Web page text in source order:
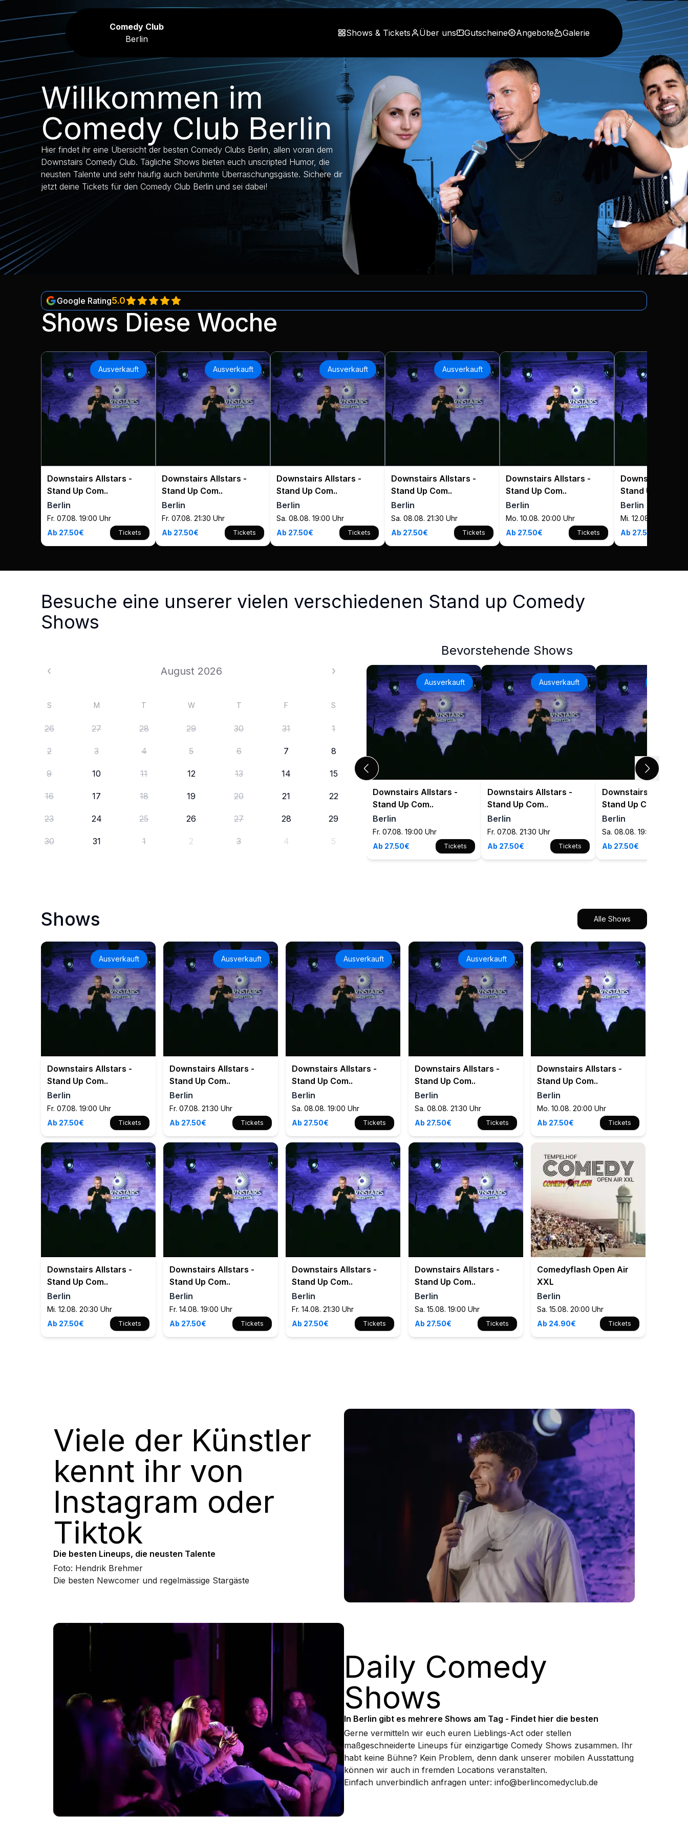
Comedy Club
Berlin
Shows & Tickets Über uns Gutscheine Angebote Galerie
Willkommen im
Comedy Club Berlin
Hier findet ihr eine Übersicht der besten Comedy Clubs Berlin, allen voran dem
Downstairs Comedy Club. Tägliche Shows bieten euch unscripted Humor, die
neusten Talente und sehr häufig auch berühmte Überraschungsgäste. Sichere dir
jetzt deine Tickets für den Comedy Club Berlin und sei dabei!
Google Rating5.0
Shows Diese Woche
Ausverkauft
Downstairs Allstars -
Stand Up Com..
Berlin
Fr. 07.08. 19:00 Uhr
Ab 27.50€
Tickets
Ausverkauft
Downstairs Allstars -
Stand Up Com..
Berlin
Fr. 07.08. 21:30 Uhr
Ab 27.50€
Tickets
Ausverkauft
Downstairs Allstars -
Stand Up Com..
Berlin
Sa. 08.08. 19:00 Uhr
Ab 27.50€
Tickets
Ausverkauft
Downstairs Allstars -
Stand Up Com..
Berlin
Sa. 08.08. 21:30 Uhr
Ab 27.50€
Tickets
Downstairs Allstars -
Stand Up Com..
Berlin
Mo. 10.08. 20:00 Uhr
Ab 27.50€
Tickets
Downstairs
Stand Up Com..
Berlin
Mi. 12.08. 20:30 Uhr
Ab 27.50€
Besuche eine unserer vielen verschiedenen Stand up Comedy
Shows
August 2026
S M T W T F S
26 27 28 29 30 31 1
2 3 4 5 6 7 8
9 10 11 12 13 14 15
16 17 18 19 20 21 22
23 24 25 26 27 28 29
30 31 1 2 3 4 5
Bevorstehende Shows
Ausverkauft
Downstairs Allstars -
Stand Up Com..
Berlin
Fr. 07.08. 19:00 Uhr
Ab 27.50€
Tickets
Ausverkauft
Downstairs Allstars -
Stand Up Com..
Berlin
Fr. 07.08. 21:30 Uhr
Ab 27.50€
Tickets
Downstairs Allstars -
Stand Up Com..
Berlin
Sa. 08.08. 19:00 Uhr
Ab 27.50€
Shows Alle Shows
Ausverkauft
Downstairs Allstars -
Stand Up Com..
Berlin
Fr. 07.08. 19:00 Uhr
Ab 27.50€
Tickets
Ausverkauft
Downstairs Allstars -
Stand Up Com..
Berlin
Fr. 07.08. 21:30 Uhr
Ab 27.50€
Tickets
Ausverkauft
Downstairs Allstars -
Stand Up Com..
Berlin
Sa. 08.08. 19:00 Uhr
Ab 27.50€
Tickets
Ausverkauft
Downstairs Allstars -
Stand Up Com..
Berlin
Sa. 08.08. 21:30 Uhr
Ab 27.50€
Tickets
Downstairs Allstars -
Stand Up Com..
Berlin
Mo. 10.08. 20:00 Uhr
Ab 27.50€
Tickets
Downstairs Allstars -
Stand Up Com..
Berlin
Mi. 12.08. 20:30 Uhr
Ab 27.50€
Tickets
Downstairs Allstars -
Stand Up Com..
Berlin
Fr. 14.08. 19:00 Uhr
Ab 27.50€
Tickets
Downstairs Allstars -
Stand Up Com..
Berlin
Fr. 14.08. 21:30 Uhr
Ab 27.50€
Tickets
Downstairs Allstars -
Stand Up Com..
Berlin
Sa. 15.08. 19:00 Uhr
Ab 27.50€
Tickets
Comedyflash Open Air
XXL
Berlin
Sa. 15.08. 20:00 Uhr
Ab 24.90€
Tickets
Viele der Künstler
kennt ihr von
Instagram oder
Tiktok
Die besten Lineups, die neusten Talente
Foto: Hendrik Brehmer
Die besten Newcomer und regelmässige Stargäste
Daily Comedy
Shows
In Berlin gibt es mehrere Shows am Tag - Findet hier die besten
Gerne vermitteln wir euch euren Lieblings-Act oder stellen
maßgeschneiderte Lineups für einzigartige Comedy Shows zusammen. Ihr
habt keine Bühne? Kein Problem, denn dank unserer mobilen Ausstattung
können wir auch in fremden Locations veranstalten.
Einfach unverbindlich anfragen unter: info@berlincomedyclub.de